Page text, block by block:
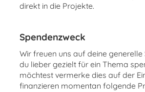
direkt in die Projekte.
Spendenzweck
Wir freuen uns auf deine generelle
du lieber gezielt für ein Thema
möchtest vermerke dies auf der
finanzieren momentan folgende